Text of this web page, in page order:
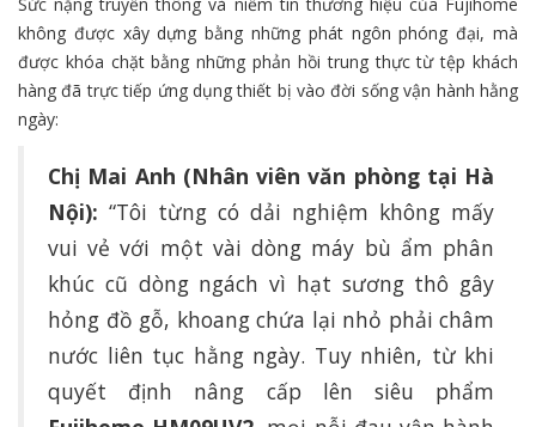
không được xây dựng bằng những phát ngôn phóng đại, mà
được khóa chặt bằng những phản hồi trung thực từ tệp khách
hàng đã trực tiếp ứng dụng thiết bị vào đời sống vận hành hằng
ngày:
Chị Mai Anh (Nhân viên văn phòng tại Hà
Nội): “Tôi từng có dải nghiệm không mấy
vui vẻ với một vài dòng máy bù ẩm phân
khúc cũ dòng ngách vì hạt sương thô gây
hỏng đồ gỗ, khoang chứa lại nhỏ phải châm
nước liên tục hằng ngày. Tuy nhiên, từ khi
quyết định nâng cấp lên siêu phẩm